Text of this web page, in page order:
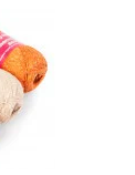
К сравнению
Под заказ